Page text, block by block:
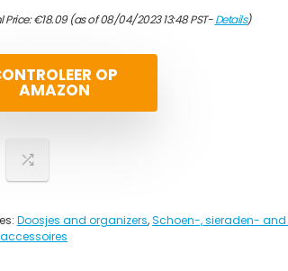
Price:€18.09(as of 08/04/2023 13:48 PST-Details)
OP
AMAZON
Doosjes and organizers,Schoen-, sieraden-